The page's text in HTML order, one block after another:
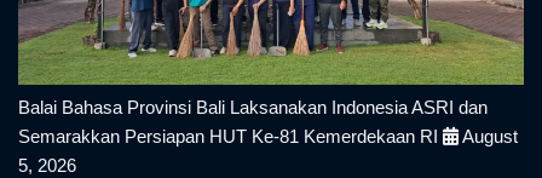
Balai Bahasa Provinsi Bali Laksanakan Indonesia ASRI dan
Semarakkan Persiapan HUT Ke-81 Kemerdekaan RI
August
5, 2026